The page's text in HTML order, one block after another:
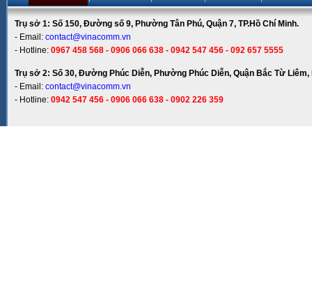
Trụ sở 1: Số 150, Đường số 9, Phường Tân Phú, Quận 7, TP.Hồ Chí Minh.
- Email: contact@vinacomm.vn
- Hotline: 0967 458 568 - 0906 066 638 - 0942 547 456 - 092 657 5555
Trụ sở 2: Số 30, Đường Phúc Diễn, Phường Phúc Diễn, Quận Bắc Từ Liêm,
- Email: contact@vinacomm.vn
- Hotline: 0942 547 456 - 0906 066 638 - 0902 226 359